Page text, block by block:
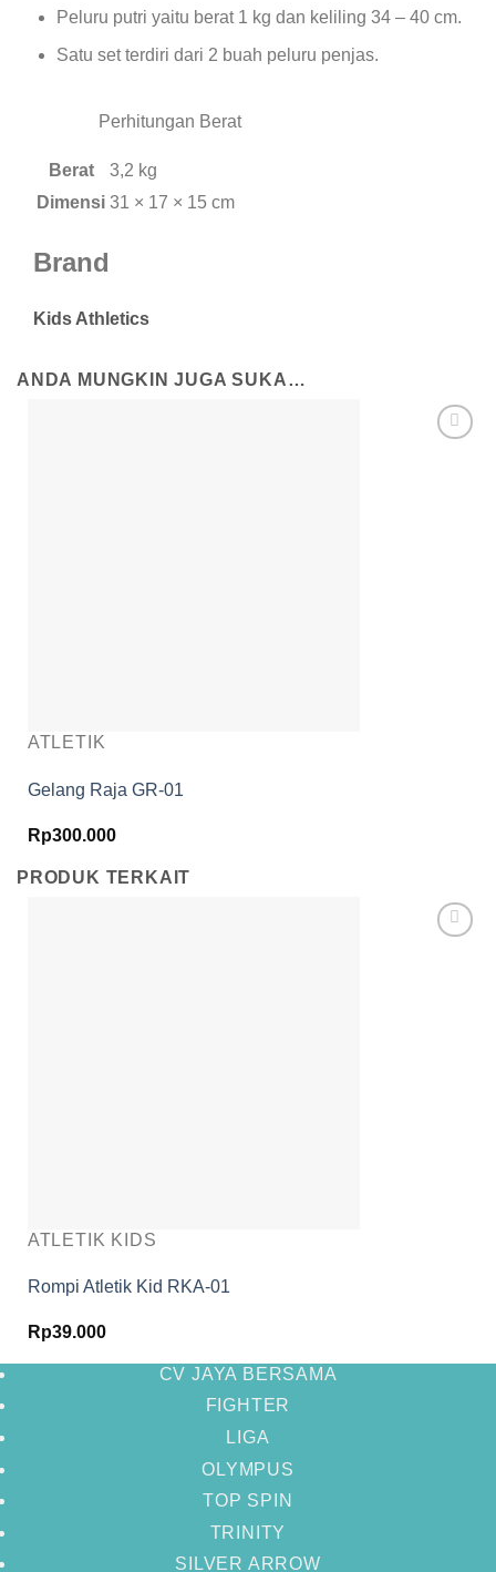
Peluru putri yaitu berat 1 kg dan keliling 34 – 40 cm.
Satu set terdiri dari 2 buah peluru penjas.
Perhitungan Berat
Berat
3,2 kg
Dimensi 31 × 17 × 15 cm
Brand
Kids Athletics
ANDA MUNGKIN JUGA SUKA…
ATLETIK
Gelang Raja GR-01
Rp300.000
PRODUK TERKAIT
ATLETIK KIDS
Rompi Atletik Kid RKA-01
Rp39.000
CV JAYA BERSAMA
FIGHTER
LIGA
OLYMPUS
TOP SPIN
TRINITY
SILVER ARROW